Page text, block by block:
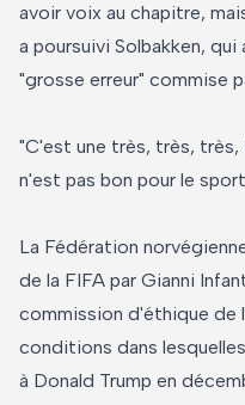
avoir voix au chapitre,
a poursuivi Solbakken,
"grosse erreur" commise
"C'est une très, très,
n'est pas bon pour le
La Fédération
de la FIFA par Gianni
commission d'éthique de
conditions dans
à Donald Trump en